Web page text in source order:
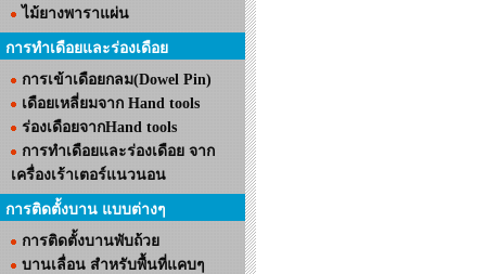
ไม้ยางพาราแผ่น
การทำเดือยและร่องเดือย
การเข้าเดือยกลม(Dowel Pin)
เดือยเหลี่ยมจาก Hand tools
ร่องเดือยจากHand tools
การทำเดือยและร่องเดือย จาก
เครื่องเร้าเตอร์แนวนอน
การติดตั้งบาน แบบต่างๆ
การติดตั้งบานพับถ้วย
บานเลื่อน สำหรับพื้นที่แคบๆ